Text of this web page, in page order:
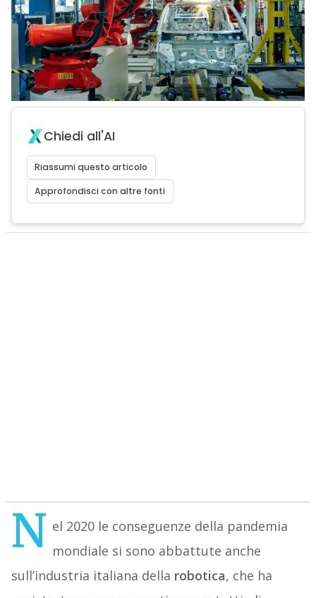
Chiedi all'AI
Riassumi questo articolo
Approfondisci con altre fonti
N el 2020 le conseguenze della pandemia
mondiale si sono abbattute anche
sull’industria italiana della robotica, che ha